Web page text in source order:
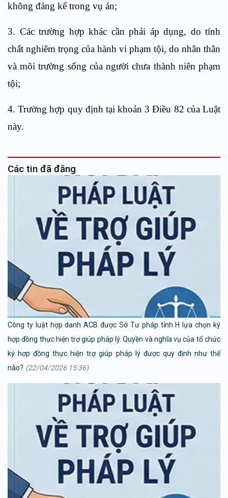
không đáng kể trong vụ án;
3. Các trường hợp khác cần phải áp dụng, do tính
chất nghiêm trọng của hành vi phạm tội, do nhân thân
và môi trường sống của người chưa thành niên phạm
tội;
4. Trường hợp quy định tại khoản 3 Điều 82 của Luật
này.
Các tin đã đăng
Công ty luật hợp danh ACB được Sở Tư pháp tỉnh H lựa chọn ký
hợp đồng thực hiện trợ giúp pháp lý. Quyền và nghĩa vụ của tổ chức
ký hợp đồng thực hiện trợ giúp pháp lý được quy định như thế
nào? (22/04/2026 15:36)